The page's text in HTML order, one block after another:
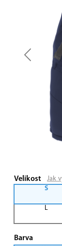
Previous
Velikost
Jak
S
L
Barva